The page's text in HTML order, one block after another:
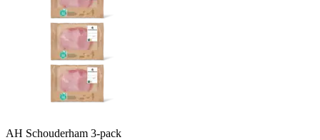
AH Schouderham 3-pack